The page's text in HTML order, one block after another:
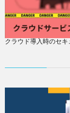
クラウド導入時のセ